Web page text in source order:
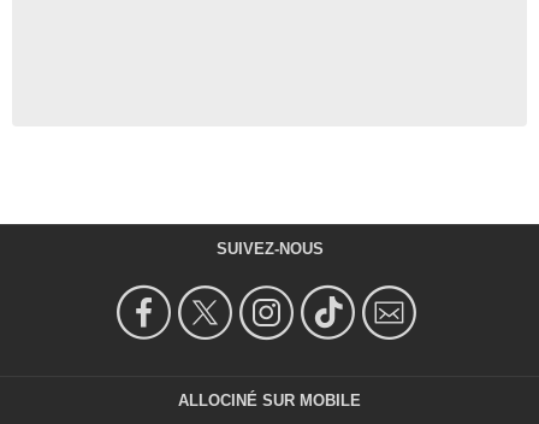
SUIVEZ-NOUS
ALLOCINÉ SUR MOBILE